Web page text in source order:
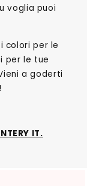
voglia puoi
colori per le
per le tue
a goderti
IT.